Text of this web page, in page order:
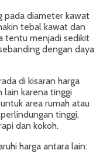
pada diameter kawat
tebal kawat dan
tentu menjadi sedikit
dengan daya
di kisaran harga
lain karena tinggi
area rumah atau
tinggi,
dan kokoh.
harga antara lain: